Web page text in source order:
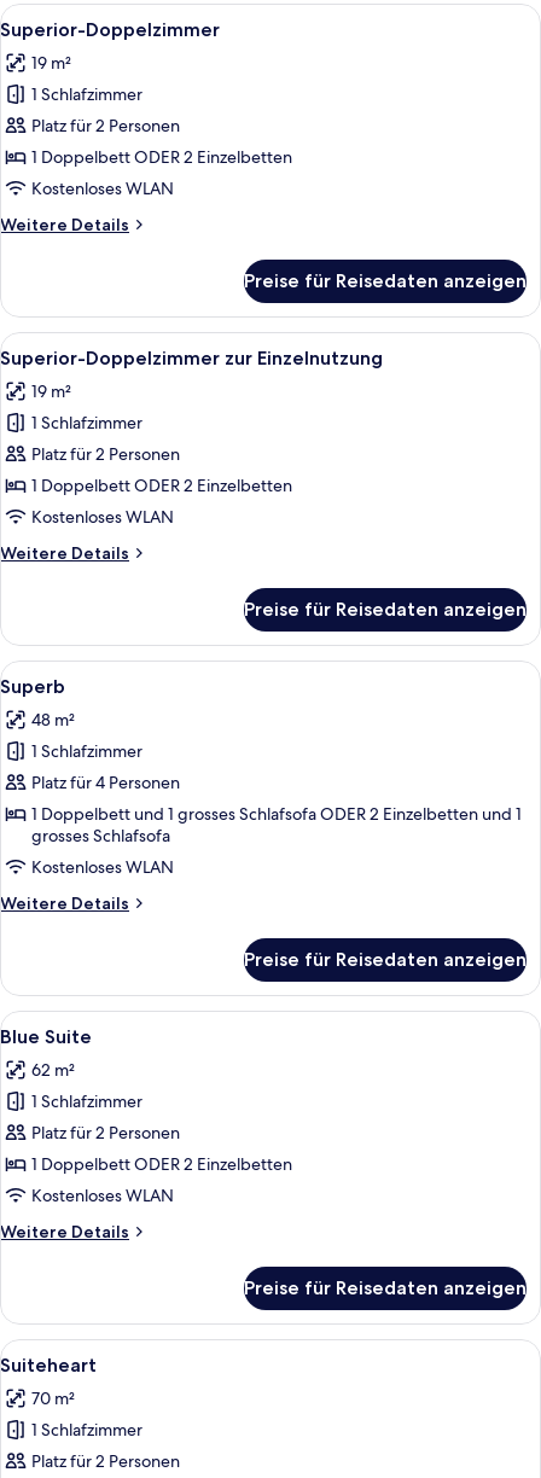
Alle
Fotos
für
Superior-
Doppelzimmer
anzeigen
Dusche, Regendusche, kostenlose
7
Superior-Doppelzimmer
19 m²
1 Schlafzimmer
Platz für 2 Personen
1 Doppelbett ODER 2 Einzelbetten
Kostenloses WLAN
Weitere Details
Weitere
Doppelzimmer
Preise für Reisedaten anzeigen
Alle
Fotos
für
Superior-
Doppelzimmer
zur
Einzelnutzung
Dusche, Regendusche, kostenlose
7
Superior-Doppelzimmer zur Einzelnutzung
19 m²
1 Schlafzimmer
Platz für 2 Personen
1 Doppelbett ODER 2 Einzelbetten
Kostenloses WLAN
Weitere Details
Weitere
Doppelzimmer
zur
Einzelnutzung
Preise für Reisedaten anzeigen
Alle
Fotos
für
Superb
anzeigen
Ein modernes Schlafzimmer mit
8
Superb
48 m²
1 Schlafzimmer
Platz für 4 Personen
1 Doppelbett und 1 grosses Schlafsofa ODER 2 Einzelbetten und 1
grosses Schlafsofa
Kostenloses WLAN
Weitere Details
Weitere
Preise für Reisedaten anzeigen
Alle
Fotos
für
Blue
Suite
anzeigen
Ein Schlafzimmer mit einem großen
8
Blue Suite
62 m²
1 Schlafzimmer
Platz für 2 Personen
1 Doppelbett ODER 2 Einzelbetten
Kostenloses WLAN
Weitere Details
Weitere
Suite
Preise für Reisedaten anzeigen
Alle
Fotos
für
Suiteheart
anzeigen
Daunenbettdecken, Minibar,
9
Suiteheart
70 m²
1 Schlafzimmer
Platz für 2 Personen